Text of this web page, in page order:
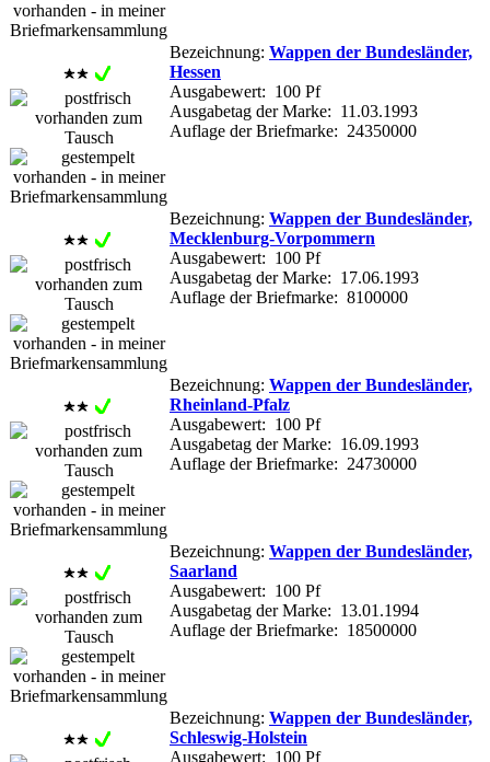
Bezeichnung: Wappen der Bundesländer,
Hessen
Ausgabewert: 100 Pf
Ausgabetag der Marke: 11.03.1993
Auflage der Briefmarke: 24350000
Bezeichnung: Wappen der Bundesländer,
Mecklenburg-Vorpommern
Ausgabewert: 100 Pf
Ausgabetag der Marke: 17.06.1993
Auflage der Briefmarke: 8100000
Bezeichnung: Wappen der Bundesländer,
Rheinland-Pfalz
Ausgabewert: 100 Pf
Ausgabetag der Marke: 16.09.1993
Auflage der Briefmarke: 24730000
Bezeichnung: Wappen der Bundesländer,
Saarland
Ausgabewert: 100 Pf
Ausgabetag der Marke: 13.01.1994
Auflage der Briefmarke: 18500000
Bezeichnung: Wappen der Bundesländer,
Schleswig-Holstein
Ausgabewert: 100 Pf